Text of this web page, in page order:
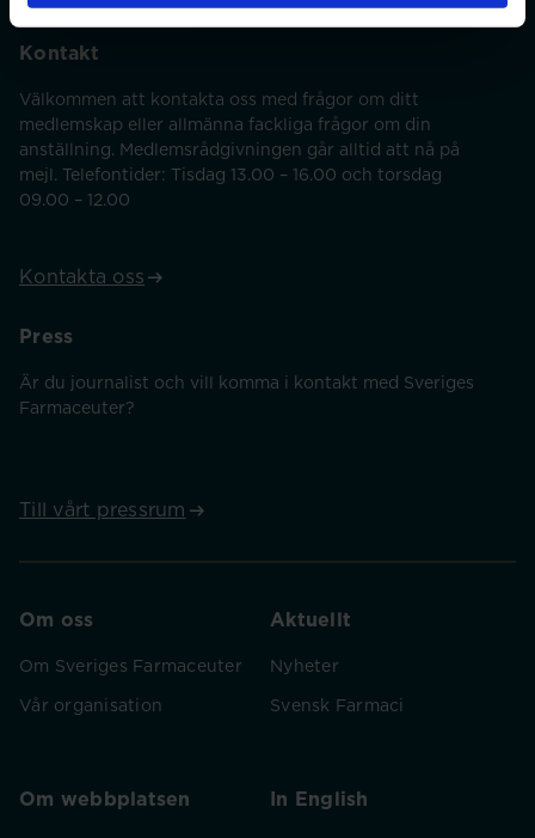
Kontakt
Välkommen att kontakta oss med frågor om ditt
medlemskap eller allmänna fackliga frågor om din
anställning. Medlemsrådgivningen går alltid att nå på
mejl. Telefontider: Tisdag 13.00 – 16.00 och torsdag
09.00 – 12.00
Kontakta oss
Press
Är du journalist och vill komma i kontakt med Sveriges
Farmaceuter?
Till vårt pressrum
Om oss
Om Sveriges Farmaceuter
Vår organisation
Aktuellt
Nyheter
Svensk Farmaci
Om webbplatsen In English